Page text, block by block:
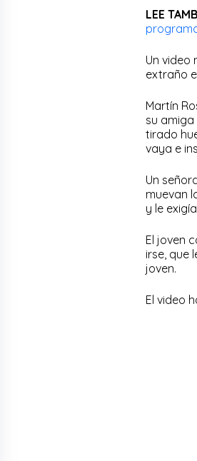
LEE
Un video
extraño
Martín
su
tirado
vaya e
Un
muevan
y le
El joven
irse, que
joven.
El video